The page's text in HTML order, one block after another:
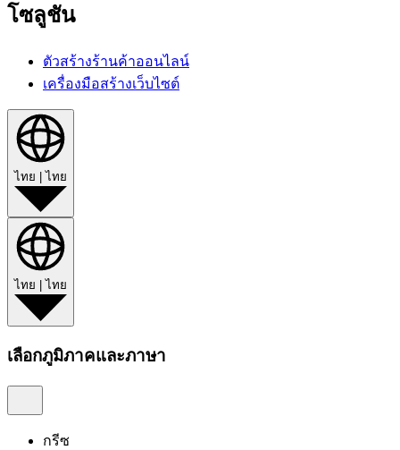
โซลูชัน
ตัวสร้างร้านค้าออนไลน์
เครื่องมือสร้างเว็บไซต์
ไทย |ไทย
ไทย ไทย
เลือกภูมิภาคและภาษา
กรีซ